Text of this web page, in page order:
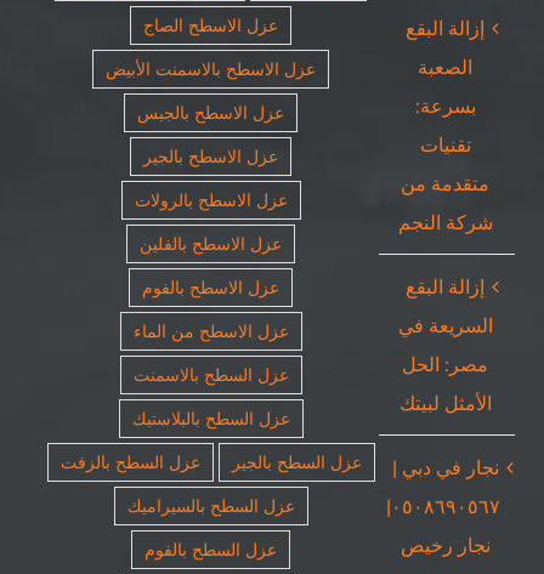
إزالة البقع
الصعبة
بسرعة:
تقنيات
متقدمة من
شركة النجم
إزالة البقع
السريعة في
مصر: الحل
الأمثل لبيتك
نجار في دبي |
٠٥٠٨٦٩٠٥٦٧|
نجار رخيص
عزل الاسطح الصاج
عزل الاسطح بالاسمنت الأبيض
عزل الاسطح بالجبس
عزل الاسطح بالجير
عزل الاسطح بالرولات
عزل الاسطح بالفلين
عزل الاسطح بالفوم
عزل الاسطح من الماء
عزل السطح بالاسمنت
عزل السطح بالبلاستيك
عزل السطح بالجير
عزل السطح بالزفت
عزل السطح بالسيراميك
عزل السطح بالفوم